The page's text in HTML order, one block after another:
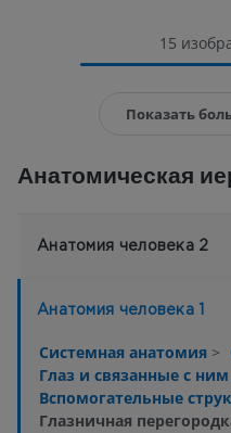
15
Показать
Анатомическая
Анатомия человека 2
Анатомия человека 1
Системная анатомия >
Глаз и связанные с
Вспомогательные
Глазничная